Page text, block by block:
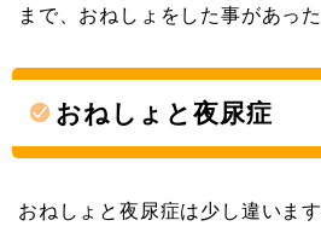
まで、おねしょをした事があった
おねしょと夜尿症
おねしょと夜尿症は少し違いま